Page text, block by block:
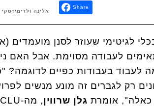
Share
אלינה ולדימירסקי
לגיטימי שעוזר לסנן מועמדים
לעבודה מסוימת. אבל האם
לעבוד בעבודות כפיים לדוגמה?
רק לגברים זה מונע מנשים
אומרת גלן שרווין